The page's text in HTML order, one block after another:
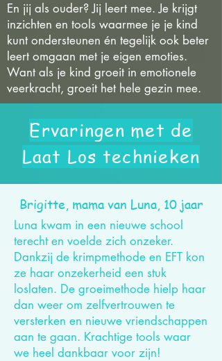
En jij als ouder? Jij leert mee. Je krijgt
inzichten en tools waarmee je je kind
kunt ondersteunen én tegelijk ook beter
leert omgaan met je eigen emoties.
Want als je kind groeit in emotionele
veerkracht, groeit het hele gezin mee.
Ervaringen met de
Laat Los technieken
Brigitte, mama van Luna, 10 jaar
Luna kwam in een nieuwe school
terecht en voelde zich onzeker.
Dankzij de krimpmethode en EFT kon
ze haar onzekerheid een stuk
loslaten. De groeimethode hielp haar
dan weer om zelfvertrouwen te
versterken en nieuwe vriendschappen
aan te gaan. Krachtige tools waar
we heel dankbaar voor zijn!